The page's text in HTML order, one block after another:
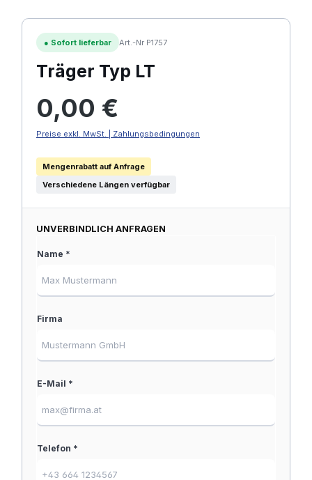
● Sofort lieferbar Art.-Nr P1757
Träger Typ LT
0,00 €
Preise exkl. MwSt. | Zahlungsbedingungen
Mengenrabatt auf Anfrage
Verschiedene Längen verfügbar
UNVERBINDLICH ANFRAGEN
Name *
Firma
E-Mail *
Telefon *